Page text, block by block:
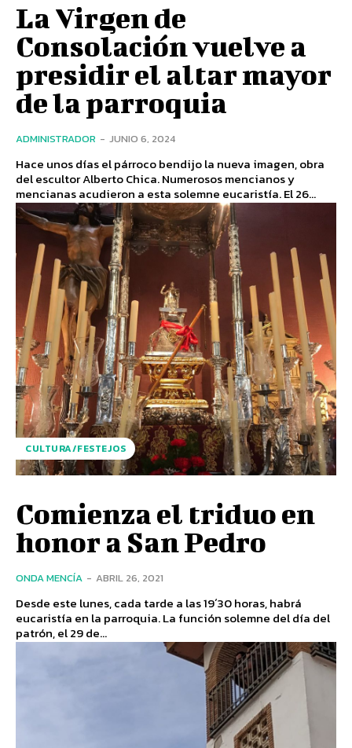
La Virgen de
Consolación vuelve a
presidir el altar mayor
de la parroquia
ADMINISTRADOR - JUNIO 6, 2024
Hace unos días el párroco bendijo la nueva imagen, obra
del escultor Alberto Chica. Numerosos mencianos y
mencianas acudieron a esta solemne eucaristía. El 26...
CULTURA/FESTEJOS
Comienza el triduo en
honor a San Pedro
ONDA MENCÍA - ABRIL 26, 2021
Desde este lunes, cada tarde a las 19´30 horas, habrá
eucaristía en la parroquia. La función solemne del día del
patrón, el 29 de...